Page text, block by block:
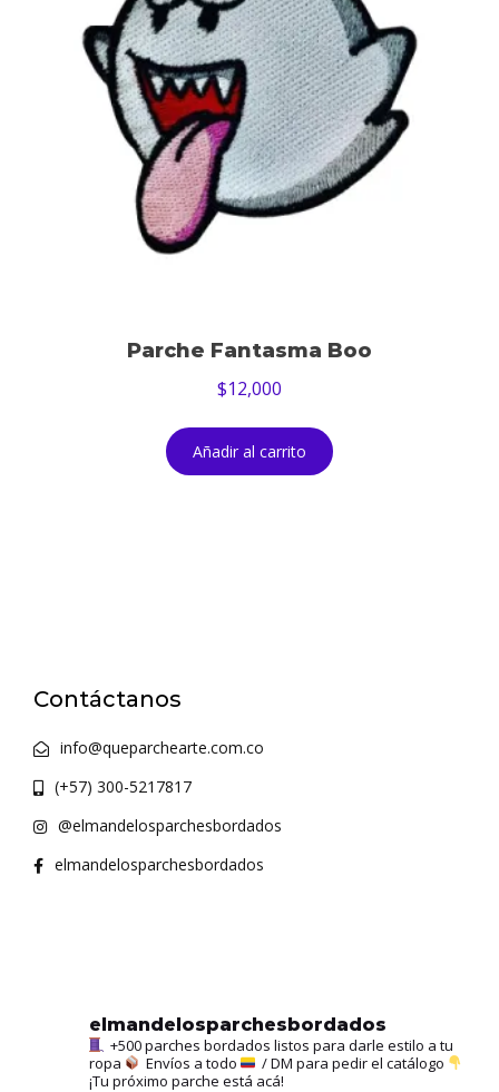
Parche Fantasma Boo
$12,000
Añadir al carrito
Contáctanos
info@queparchearte.com.co
(+57) 300-5217817
@elmandelosparchesbordados
elmandelosparchesbordados
elmandelosparchesbordados
+500 parches bordados listos para darle estilo a tu
ropa
Envíos a todo
/ DM para pedir el catálogo
¡Tu próximo parche está acá!